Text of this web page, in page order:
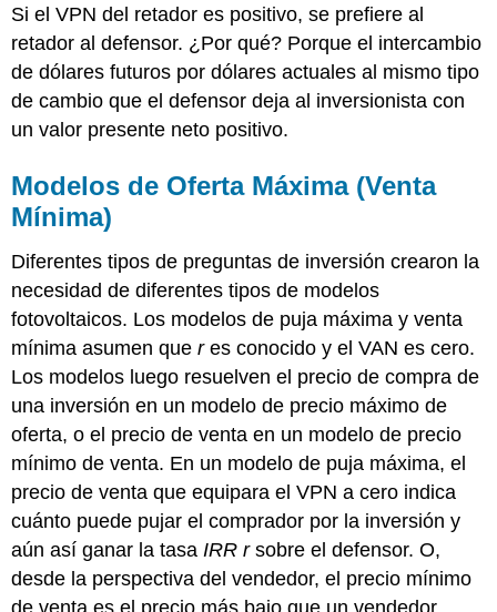
Si el VPN del retador es positivo, se prefiere al
retador al defensor. ¿Por qué? Porque el intercambio
de dólares futuros por dólares actuales al mismo tipo
de cambio que el defensor deja al inversionista con
un valor presente neto positivo.
Modelos de Oferta Máxima (Venta
Mínima)
Diferentes tipos de preguntas de inversión crearon la
necesidad de diferentes tipos de modelos
fotovoltaicos. Los modelos de puja máxima y venta
mínima asumen queres conocido y el VAN es cero.
Los modelos luego resuelven el precio de compra de
una inversión en un modelo de precio máximo de
oferta, o el precio de venta en un modelo de precio
mínimo de venta. En un modelo de puja máxima, el
precio de venta que equipara el VPN a cero indica
cuánto puede pujar el comprador por la inversión y
aún así ganar la tasaIRR rsobre el defensor. O,
desde la perspectiva del vendedor, el precio mínimo
de venta es el precio más bajo que un vendedor